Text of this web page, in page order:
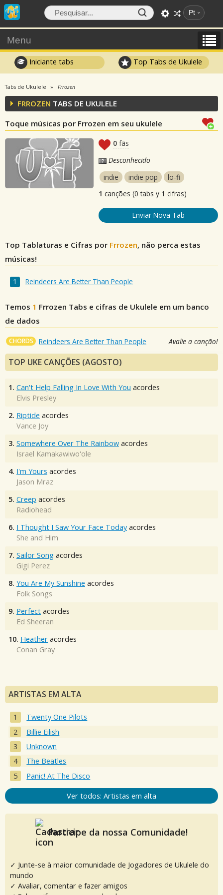
Pt
Menu
Iniciante tabs Top Tabs de Ukulele
Tabs de Ukulele Frrozen
FRROZEN TABS DE UKULELE
Toque músicas por Frrozen em seu ukulele
0 fãs
Desconhecido
indie
indie pop
lo-fi
1 canções (0 tabs y 1 cifras)
Enviar Nova Tab
Top Tablaturas e Cifras por Frrozen, não perca estas
músicas!
Reindeers Are Better Than People
Temos 1 Frrozen Tabs e cifras de Ukulele em um banco
de dados
CHORDS Reindeers Are Better Than People Avalie a canção!
TOP UKE CANÇÕES (AGOSTO)
1. Can't Help Falling In Love With You acordes
Elvis Presley
2. Riptide acordes
Vance Joy
3. Somewhere Over The Rainbow acordes
Israel Kamakawiwo'ole
4. I'm Yours acordes
Jason Mraz
5. Creep acordes
Radiohead
6. I Thought I Saw Your Face Today acordes
She and Him
7. Sailor Song acordes
Gigi Perez
8. You Are My Sunshine acordes
Folk Songs
9. Perfect acordes
Ed Sheeran
10. Heather acordes
Conan Gray
ARTISTAS EM ALTA
Twenty One Pilots
Billie Eilish
Unknown
The Beatles
Panic! At The Disco
Ver todos: Artistas em alta
Participe da nossa Comunidade!
✓ Junte-se à maior comunidade de Jogadores de Ukulele do
mundo
✓ Avaliar, comentar e fazer amigos